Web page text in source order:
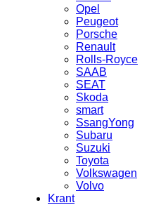
Opel
Peugeot
Porsche
Renault
Rolls-Royce
SAAB
SEAT
Skoda
smart
SsangYong
Subaru
Suzuki
Toyota
Volkswagen
Volvo
Krant